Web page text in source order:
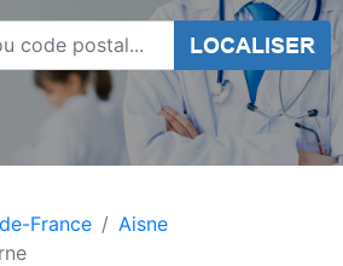
LOCALISER
France
Aisne